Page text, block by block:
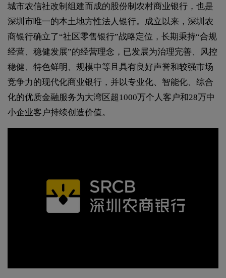
城市农信社改制组建而成的股份制农村商业银行，也是
深圳市唯一的本土地方性法人银行。成立以来，深圳农
商银行确立了“社区零售银行”战略定位，长期秉持“合规
经营、稳健发展”的经营理念，已发展为治理完善、风控
稳健、特色鲜明、规模中等且具有良好声誉和较强市场
竞争力的现代化商业银行，并以专业化、智能化、综合
化的优质金融服务为大湾区超1000万个人客户和28万中
小企业客户持续创造价值。